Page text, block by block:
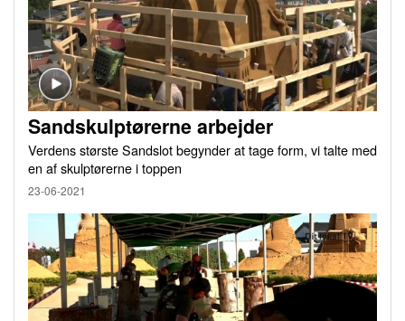
Sandskulptørerne arbejder
Verdens største Sandslot begynder at tage form, vi talte med
en af skulptørerne i toppen
23-06-2021